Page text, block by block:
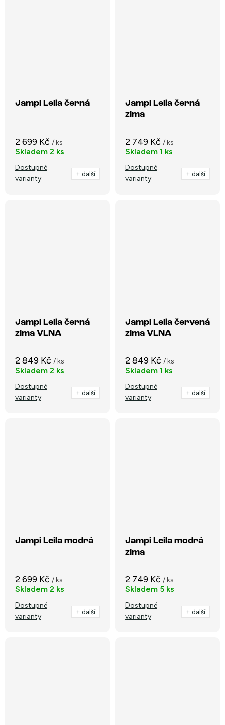
Jampi Leila černá
2 699 Kč / ks
Skladem 2 ks
Dostupné
varianty
+ další
Jampi Leila černá
zima
2 749 Kč / ks
Skladem 1 ks
Dostupné
varianty
+ další
Jampi Leila černá
zima VLNA
2 849 Kč / ks
Skladem 2 ks
Dostupné
varianty
+ další
Jampi Leila červená
zima VLNA
2 849 Kč / ks
Skladem 1 ks
Dostupné
varianty
+ další
Jampi Leila modrá
2 699 Kč / ks
Skladem 2 ks
Dostupné
varianty
+ další
Jampi Leila modrá
zima
2 749 Kč / ks
Skladem 5 ks
Dostupné
varianty
+ další